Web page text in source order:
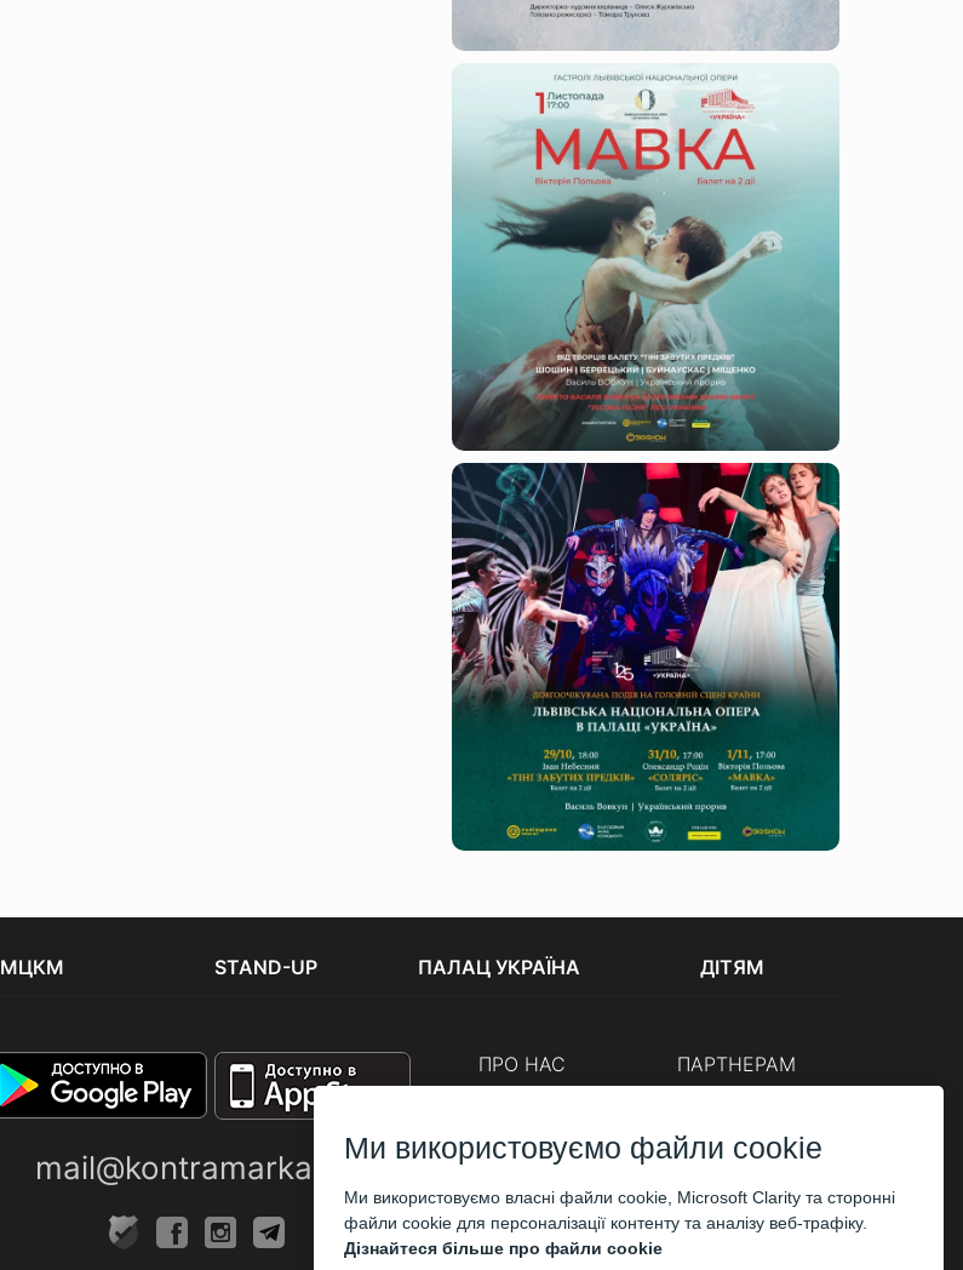
МЦКМ STAND-UP ПАЛАЦ УКРАЇНА ДІТЯМ
mail@kontramarka.ua
ПРО НАС ПАРТНЕРАМ
Корпоративним клієнтам
Ми використовуємо файли cookie
Ми використовуємо власні файли cookie, Microsoft Clarity та сторонні
файли cookie для персоналізації контенту та аналізу веб-трафіку.
Дізнайтеся більше про файли cookie